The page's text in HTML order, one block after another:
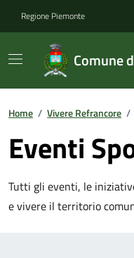
Regione Piemonte
Comune
Home / Vivere Refrancore /
Eventi
Tutti gli eventi, le
e vivere il territorio